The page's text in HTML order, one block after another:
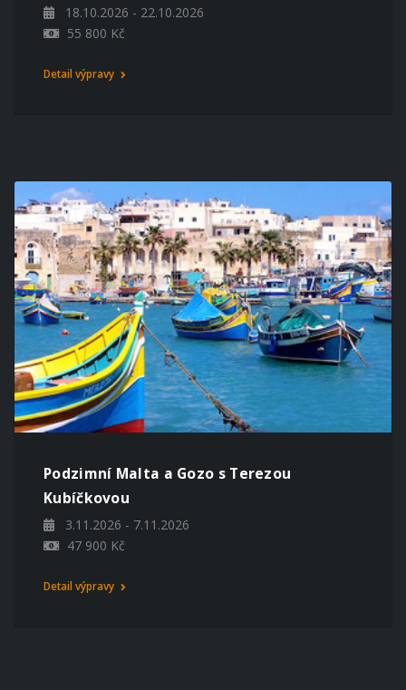
18.10.2026 - 22.10.2026
55 800 Kč
Detail výpravy
Podzimní Malta a Gozo s Terezou
Kubíčkovou
3.11.2026 - 7.11.2026
47 900 Kč
Detail výpravy